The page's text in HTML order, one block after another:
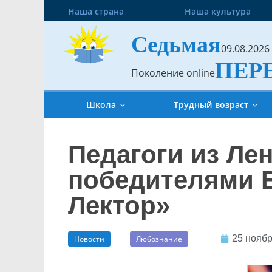
Наша страна Наша культура
Седьмая09.08.2026
Поколение online
Школа Трудный возраст
Педагоги из
победителями
Лектор»
Новости Любознание 25